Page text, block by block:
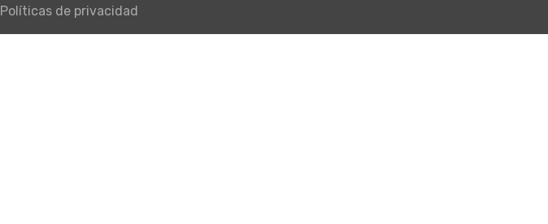
Políticas de privacidad